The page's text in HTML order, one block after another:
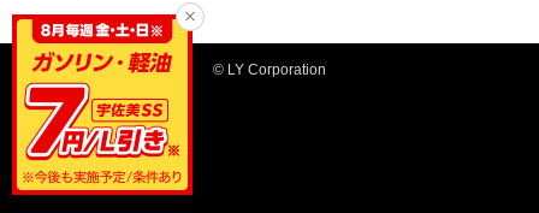
© LY Corporation